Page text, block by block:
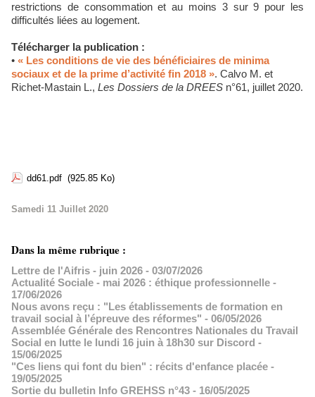
restrictions de consommation et au moins 3 sur 9 pour les
difficultés liées au logement.
Télécharger la publication :
• « Les conditions de vie des bénéficiaires de minima
sociaux et de la prime d’activité fin 2018 ». Calvo M. et
Richet-Mastain L., Les Dossiers de la DREES n°61, juillet 2020.
dd61.pdf (925.85 Ko)
Samedi 11 Juillet 2020
Dans la même rubrique :
Lettre de l'Aifris - juin 2026 - 03/07/2026
Actualité Sociale - mai 2026 : éthique professionnelle -
17/06/2026
Nous avons reçu : "Les établissements de formation en
travail social à l’épreuve des réformes" - 06/05/2026
Assemblée Générale des Rencontres Nationales du Travail
Social en lutte le lundi 16 juin à 18h30 sur Discord -
15/06/2025
"Ces liens qui font du bien" : récits d'enfance placée -
19/05/2025
Sortie du bulletin Info GREHSS n°43 - 16/05/2025